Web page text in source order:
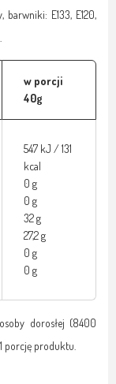
E133, E120,
w porcji
40g
547 kJ / 131
kcal
0 g
0 g
32 g
27,2 g
0 g
0 g
dorosłej (8400
porcję produktu.